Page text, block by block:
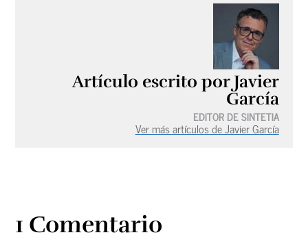
Artículo escrito por Javier
García
EDITOR DE SINTETIA
Ver más artículos de Javier García
1 Comentario